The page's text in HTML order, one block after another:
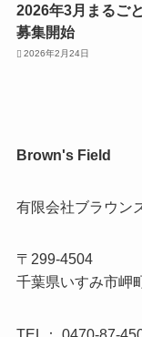
2026年3月まるご
募集開始
2026年2月24日
Brown's Field
有限会社ブラウン
〒299-4504
千葉県いすみ市岬